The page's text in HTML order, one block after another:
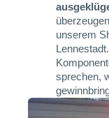
unserem
sprechen,